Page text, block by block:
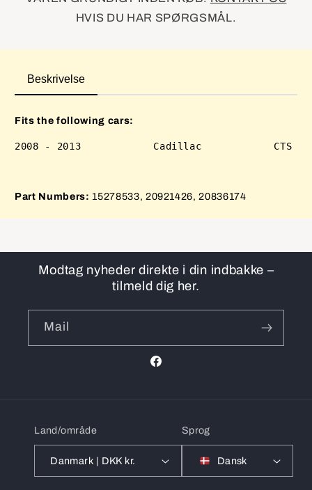
HVIS DU HAR SPØRGSMÅL.
Beskrivelse
Fits the following cars:
Part Numbers: 15278533, 20921426, 20836174
Modtag nyheder direkte i din indbakke –
tilmeld dig her.
Mail
Facebook
Land/område
Danmark | DKK kr.
Sprog
Dansk